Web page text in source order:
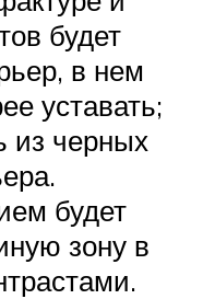
будет
в нем
уставать;
из черных
будет
зону в